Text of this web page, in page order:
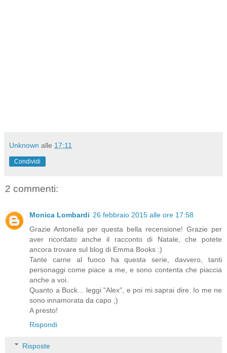
Unknown alle 17:11
Condividi
2 commenti:
Monica Lombardi 26 febbraio 2015 alle ore 17:58
Grazie Antonella per questa bella recensione! Grazie per
aver ricordato anche il racconto di Natale, che potete
ancora trovare sul blog di Emma Books :)
Tante carne al fuoco ha questa serie, davvero, tanti
personaggi come piace a me, e sono contenta che piaccia
anche a voi.
Quanto a Buck... leggi "Alex", e poi mi saprai dire. Io me ne
sono innamorata da capo ;)
A presto!
Rispondi
Risposte